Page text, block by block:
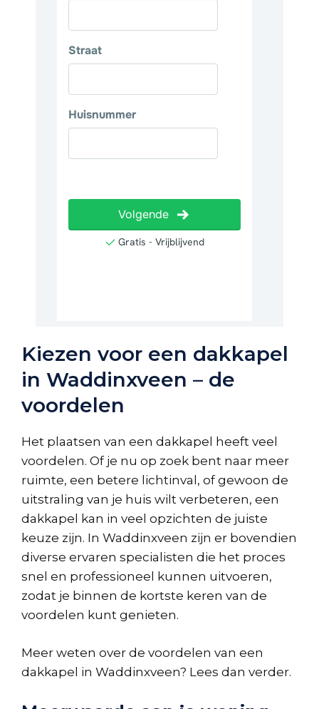
Kiezen voor een dakkapel
in Waddinxveen – de
voordelen
Het plaatsen van een dakkapel heeft veel
voordelen. Of je nu op zoek bent naar meer
ruimte, een betere lichtinval, of gewoon de
uitstraling van je huis wilt verbeteren, een
dakkapel kan in veel opzichten de juiste
keuze zijn. In Waddinxveen zijn er bovendien
diverse ervaren specialisten die het proces
snel en professioneel kunnen uitvoeren,
zodat je binnen de kortste keren van de
voordelen kunt genieten.
Meer weten over de voordelen van een
dakkapel in Waddinxveen? Lees dan verder.